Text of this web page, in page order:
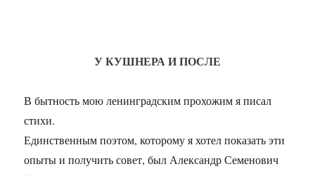
У КУШНЕРА И ПОСЛЕ
В бытность мою ленинградским прохожим я писал
стихи.
Единственным поэтом, которому я хотел показать эти
опыты и получить совет, был Александр Семенович